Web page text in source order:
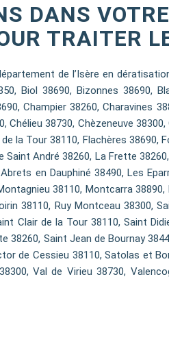
DANS
TRAITER
de l’Isère en
Biol 38690, Bizonnes 38690,
Champier 38260, Charavines
Chélieu 38730, Chèzeneuve
la Tour 38110, Flachères 38690,
André 38260, La Frette
en Dauphiné 38490, Les
38110, Montcarra
38110, Ruy Montceau 38300,
Clair de la Tour 38110, Saint
38260, Saint Jean de Bournay
de Cessieu 38110, Satolas et
Val de Virieu 38730,